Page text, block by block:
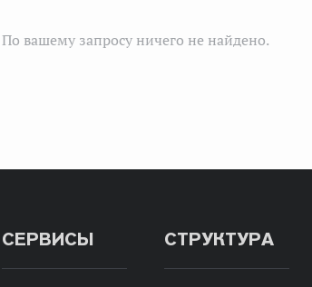
По вашему запросу ничего не найдено.
СЕРВИСЫ СТРУКТУРА